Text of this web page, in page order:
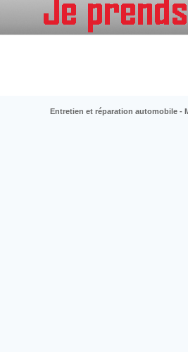
Pour toute prise en charge en dehors de la
Entretien et réparation automobile -